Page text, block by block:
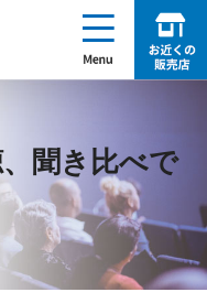
聞き比べで